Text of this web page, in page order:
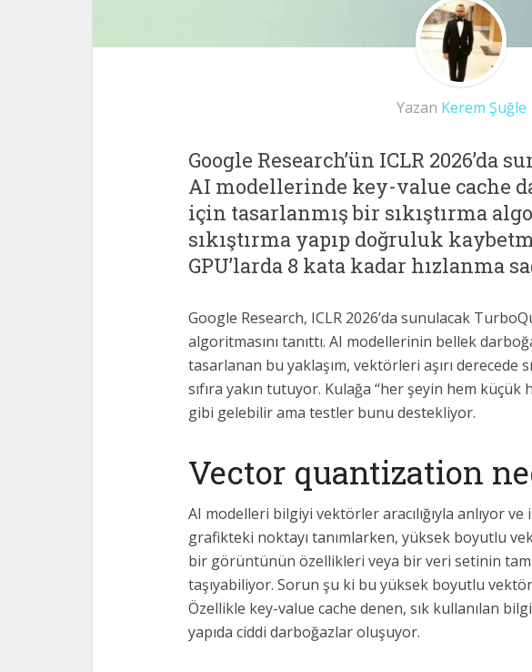
Yazan Kerem Şuğle
Google Research’ün ICLR 2026’da
AI modellerinde key-value cache
için tasarlanmış bir sıkıştırma
sıkıştırma yapıp doğruluk
GPU’larda 8 kata kadar hızlanma
Google Research, ICLR 2026’da sunulacak
algoritmasını tanıttı. AI modellerinin bellek
tasarlanan bu yaklaşım, vektörleri aşırı derecede
sıfıra yakın tutuyor. Kulağa “her şeyin hem küçük
gibi gelebilir ama testler bunu destekliyor.
Vector quantization
AI modelleri bilgiyi vektörler aracılığıyla anlıyor
grafikteki noktayı tanımlarken, yüksek boyutlu
bir görüntünün özellikleri veya bir veri setinin
taşıyabiliyor. Sorun şu ki bu yüksek boyutlu
Özellikle key-value cache denen, sık kullanılan
yapıda ciddi darboğazlar oluşuyor.